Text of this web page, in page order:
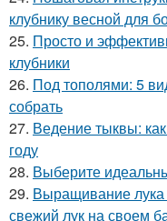
клубнику весной для
25. Просто и
клубники
26. Под тополями: 5
собрать
27. Ведение тыквы:
году
28. Выберите
29. Выращивание лука
свежий лук на своем